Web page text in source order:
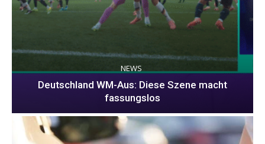
NEWS
Deutschland WM-Aus: Diese Szene macht
fassungslos